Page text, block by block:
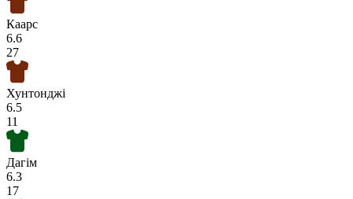
Каарс
6.6
27
Хунтонджі
6.5
11
Дагім
6.3
17